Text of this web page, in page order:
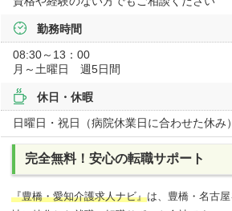
勤務時間
08:30～13：00
月～土曜日 週5日間
休日・休暇
日曜日・祝日（病院休業日に合わせた休み）
完全無料！安心の転職サポート
『豊橋・愛知介護求人ナビ』は、豊橋・名古